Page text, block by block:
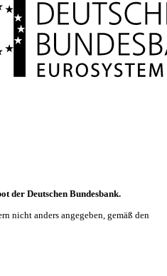
der Deutschen Bundesbank.
nicht anders angegeben, gemäß den